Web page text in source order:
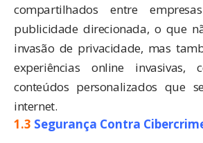
compartilhados entre
publicidade direcionada, o que
invasão de privacidade, mas
experiências online invasivas,
conteúdos personalizados que
internet.
1.3 Segurança Contra